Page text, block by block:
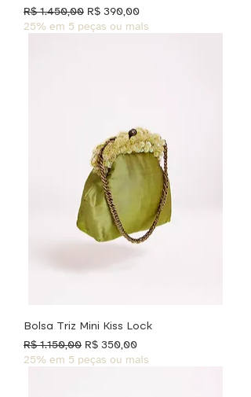
Preço normal
R$ 1.450,00 Preço promocional
R$ 390,00
25% em 5 peças ou mais
Bolsa Triz Mini Kiss Lock
Preço normal
R$ 1.150,00 Preço promocional
R$ 350,00
25% em 5 peças ou mais